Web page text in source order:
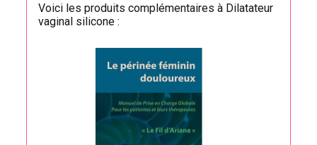
Voici les produits complémentaires à Dilatateur
vaginal silicone :